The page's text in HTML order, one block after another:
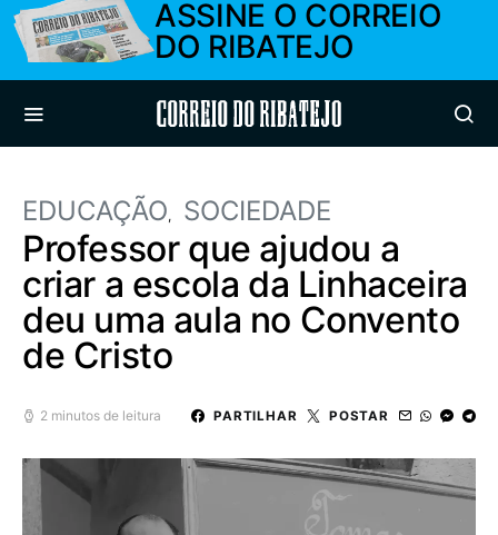
ASSINE O CORREIO
DO RIBATEJO
Correio do Ribatejo
EDUCAÇÃO SOCIEDADE
Professor que ajudou a
criar a escola da Linhaceira
deu uma aula no Convento
de Cristo
2 minutos de leitura PARTILHAR POSTAR